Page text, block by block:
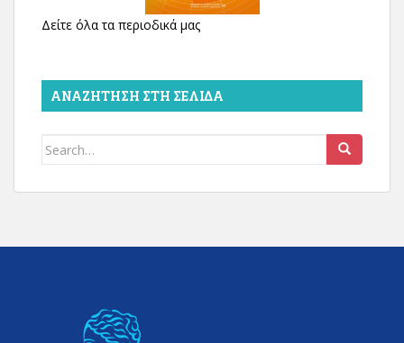
Δείτε όλα τα περιοδικά μας
ΑΝΑΖΉΤΗΣΗ ΣΤΗ ΣΕΛΊΔΑ
Search